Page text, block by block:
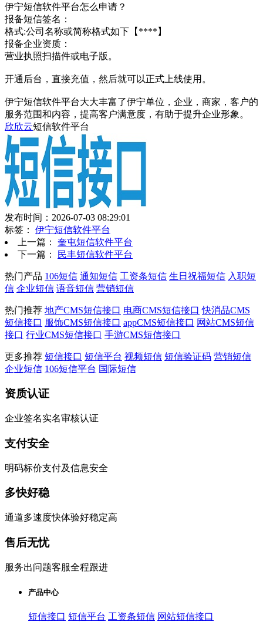
伊宁短信软件平台怎么申请？
报备短信签名：
格式:公司名称或简称格式如下【****】
报备企业资质：
营业执照扫描件或电子版。
开通后台，直接充值，然后就可以正式上线使用。
伊宁短信软件平台大大丰富了伊宁单位，企业，商家，客户的
服务范围和内容，提高客户满意度，有助于提升企业形象。
欣欣云短信软件平台
发布时间：2026-07-03 08:29:01
标签： 伊宁短信软件平台
上一篇： 奎屯短信软件平台
下一篇：
民丰短信软件平台
热门产品 106短信 通知短信 工资条短信 生日祝福短信 入职短
信 企业短信 语音短信 营销短信
热门推荐 地产CMS短信接口 电商CMS短信接口 快消品CMS
短信接口 服饰CMS短信接口 appCMS短信接口 网站CMS短信
接口 行业CMS短信接口 手游CMS短信接口
更多推荐 短信接口 短信平台 视频短信 短信验证码 营销短信
企业短信 106短信平台 国际短信
资质认证
企业签名实名审核认证
支付安全
明码标价支付及信息安全
多快好稳
通道多速度快体验好稳定高
售后无忧
服务出问题客服全程跟进
产品中心
短信接口 短信平台 工资条短信 网站短信接口